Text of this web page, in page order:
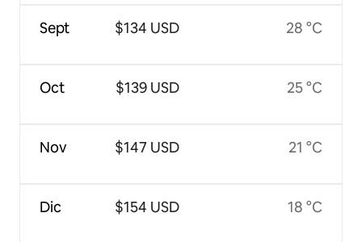
Sept
Oct
Nov
Dic
$134 USD
$139 USD
$147 USD
$154 USD
28 °C
25 °C
21 °C
18 °C